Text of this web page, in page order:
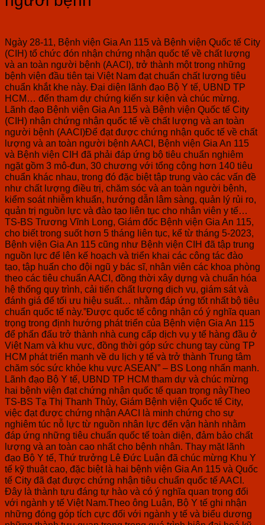
Ngày 28-11, Bệnh viện Gia An 115 và Bệnh viện Quốc tế City
(CIH) tổ chức đón nhận chứng nhận quốc tế về chất lượng
và an toàn người bệnh (AACI), trở thành một trong những
bệnh viện đầu tiên tại Việt Nam đạt chuẩn chất lượng tiêu
chuẩn khắt khe này. Đại diện lãnh đạo Bộ Y tế, UBND TP
HCM… đến tham dự chứng kiến sự kiện và chúc mừng.
Lãnh đạo Bệnh viện Gia An 115 và Bệnh viện Quốc tế City
(CIH) nhận chứng nhận quốc tế về chất lượng và an toàn
người bệnh (AACI)Để đạt được chứng nhận quốc tế về chất
lượng và an toàn người bệnh AACI, Bệnh viện Gia An 115
và Bệnh viện CIH đã phải đáp ứng bộ tiêu chuẩn nghiêm
ngặt gồm 3 mô-đun, 30 chương với tổng cộng hơn 140 tiêu
chuẩn khác nhau, trong đó đặc biệt tập trung vào các vấn đề
như chất lượng điều trị, chăm sóc và an toàn người bệnh,
kiểm soát nhiễm khuẩn, hướng dẫn lâm sàng, quản lý rủi ro,
quản trị nguồn lực và đào tạo liên tục cho nhân viên y tế…
TS-BS Trương Vĩnh Long, Giám đốc Bệnh viện Gia An 115,
cho biết trong suốt hơn 5 tháng liên tục, kể từ tháng 5-2023,
Bệnh viện Gia An 115 cũng như Bệnh viện CIH đã tập trung
nguồn lực để lên kế hoạch và triển khai các công tác đào
tạo, tập huấn cho đội ngũ y bác sĩ, nhân viên các khoa phòng
theo các tiêu chuẩn AACI, đồng thời xây dựng và chuẩn hóa
hệ thống quy trình, cải tiến chất lượng dịch vụ, giám sát và
đánh giá để tối ưu hiệu suất… nhằm đáp ứng tốt nhất bộ tiêu
chuẩn quốc tế này.”Được quốc tế công nhận có ý nghĩa quan
trọng trong định hướng phát triển của Bệnh viện Gia An 115
để phấn đấu trở thành nhà cung cấp dịch vụ y tế hàng đầu ở
Việt Nam và khu vực, đồng thời góp sức chung tay cùng TP
HCM phát triển mạnh về du lịch y tế và trở thành Trung tâm
chăm sóc sức khỏe khu vực ASEAN” – BS Long nhấn mạnh.
Lãnh đạo Bộ Y tế, UBND TP HCM tham dự và chúc mừng
hai bệnh viện đạt chứng nhận quốc tế quan trọng nàyTheo
TS-BS Tạ Thị Thanh Thủy, Giám Bệnh viện Quốc tế City,
việc đạt được chứng nhận AACI là minh chứng cho sự
nghiêm túc nỗ lực từ nguồn nhân lực đến vận hành nhằm
đáp ứng những tiêu chuẩn quốc tế toàn diện, đảm bảo chất
lượng và an toàn cao nhất cho bệnh nhân. Thay mặt lãnh
đạo Bộ Y tế, Thứ trưởng Lê Đức Luận đã chúc mừng Khu Y
tế kỹ thuật cao, đặc biệt là hai bệnh viện Gia An 115 và Quốc
tế City đã đạt được chứng nhận tiêu chuẩn quốc tế AACI.
Đây là thành tựu đáng tự hào và có ý nghĩa quan trọng đối
với ngành y tế Việt Nam.Theo ông Luận, Bộ Y tế ghi nhận
những đóng góp tích cực đối với ngành y tế và biểu dương